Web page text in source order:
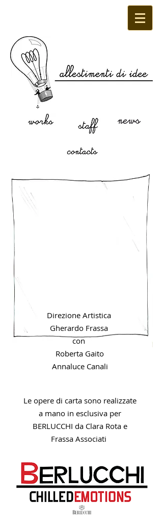
Direzione Artistica
Gherardo Frassa
con
Roberta Gaito
Annaluce Canali
Le opere di carta sono realizzate
a mano in esclusiva per
BERLUCCHI da Clara Rota e
Frassa Associati